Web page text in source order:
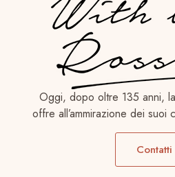
Oggi, dopo oltre 135 anni,
offre all’ammirazione dei suoi
Contatti